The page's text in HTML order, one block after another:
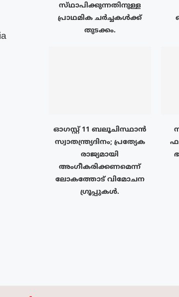
സ്‌ഥാപിക്കുന്നതിനുള്ള
പ്രാഥമിക ചർച്ചകൾക്ക്
തുടക്കം.
ഓഗസ്റ്റ് 11 ബലൂചിസ്ഥാൻ
സ്വാതന്ത്ര്യദിനം; പ്രത്യേക
രാജ്യമായി
അംഗീകരിക്കണമെന്ന്
ലോകത്തോട് വിമോചന
ഗ്രൂപ്പുകൾ.